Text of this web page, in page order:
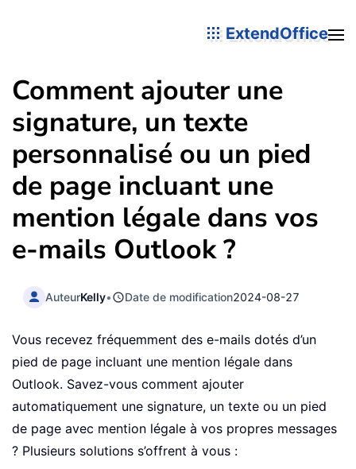
ExtendOffice
Comment ajouter une
signature, un texte
personnalisé ou un pied
de page incluant une
mention légale dans vos
e-mails Outlook ?
AuteurKelly• Date de modification2024-08-27
Vous recevez fréquemment des e-mails dotés d’un
pied de page incluant une mention légale dans
Outlook. Savez-vous comment ajouter
automatiquement une signature, un texte ou un pied
de page avec mention légale à vos propres messages
? Plusieurs solutions s’offrent à vous :